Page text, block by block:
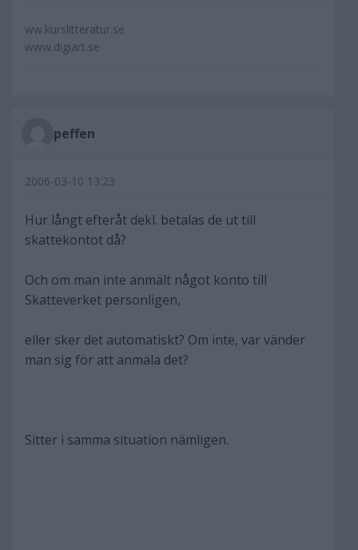
ww.kurslitteratur.se
www.digiart.se
peffen
2006-03-10 13:23
Hur långt efteråt dekl. betalas de ut till
skattekontot då?
Och om man inte anmält något konto till
Skatteverket personligen,
eller sker det automatiskt? Om inte, var vänder
man sig för att anmäla det?
Sitter i samma situation nämligen.